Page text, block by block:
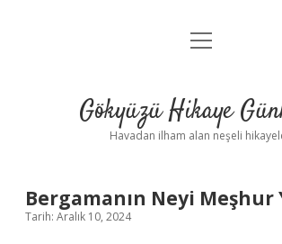
Anasayfa
Yasal Uyarı
menüyü
Gökyüzü Hikaye
Havadan ilham alan neşeli
Bergamanın Neyi Meşhur
Tarih: Aralık 10, 2024